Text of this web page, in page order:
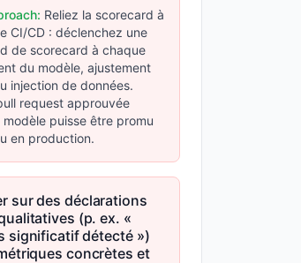
Reliez la scorecard à
CI/CD : déclenchez une
de scorecard à chaque
du modèle, ajustement
injection de données.
request approuvée
puisse être promu
en production.
sur des déclarations
(p. ex. «
significatif détecté »)
concrètes et